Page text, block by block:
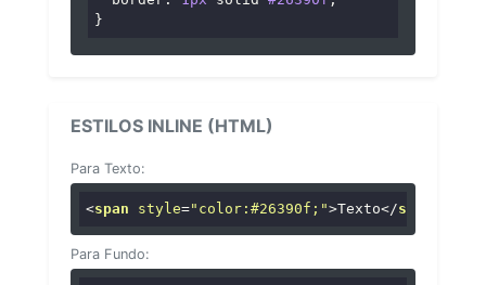
}
ESTILOS INLINE (HTML)
Para Texto:
<span style="color:#26390f;">Texto</span
Para Fundo: